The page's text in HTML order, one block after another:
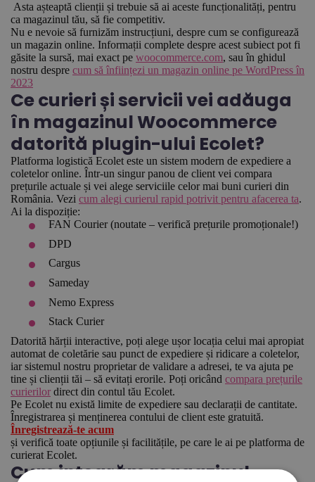
Asta așteaptă clienții și trebuie să ai aceste funcționalități, pentru
ca magazinul tău, să fie competitiv.
Nu e nevoie să furnizăm instrucțiuni, despre cum se configurează
un magazin online. Informații complete despre acest subiect pot fi
găsite la sursă, mai exact pe woocommerce.com, sau în ghidul
nostru despre cum să înființezi un magazin online pe WordPress în
2023
Ce curieri și servicii vei adăuga
în magazinul Woocommerce
datorită plugin-ului Ecolet?
Platforma logistică Ecolet este un sistem modern de expediere a
coletelor online. Într-un singur panou de client vei compara
prețurile actuale și vei alege serviciile celor mai buni curieri din
România. Vezi cum alegi curierul rapid potrivit pentru afacerea ta.
Ai la dispoziție:
FAN Courier (noutate – verifică prețurile promoționale!)
DPD
Cargus
Sameday
Nemo Express
Stack Curier
Datorită hărții interactive, poți alege ușor locația celui mai apropiat
automat de coletărie sau punct de expediere și ridicare a coletelor,
iar sistemul nostru proprietar de validare a adresei, te va ajuta pe
tine și clienții tăi – să evitați erorile. Poți oricând compara prețurile
curierilor direct din contul tău Ecolet.
Pe Ecolet nu există limite de expediere sau declarații de cantitate.
Înregistrarea și menținerea contului de client este gratuită.
Înregistrează-te acum
și verifică toate opțiunile și facilitățile, pe care le ai pe platforma de
curierat Ecolet.
Cum integrăm magazinul